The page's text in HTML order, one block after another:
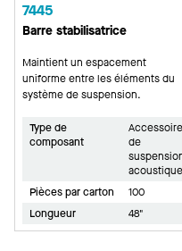
7445
Barre stabilisatrice
Maintient un espacement
uniforme entre les éléments du
système de suspension.
Type de
composant
Accessoire
de
acoustique
Pièces par carton
100
Longueur
48"